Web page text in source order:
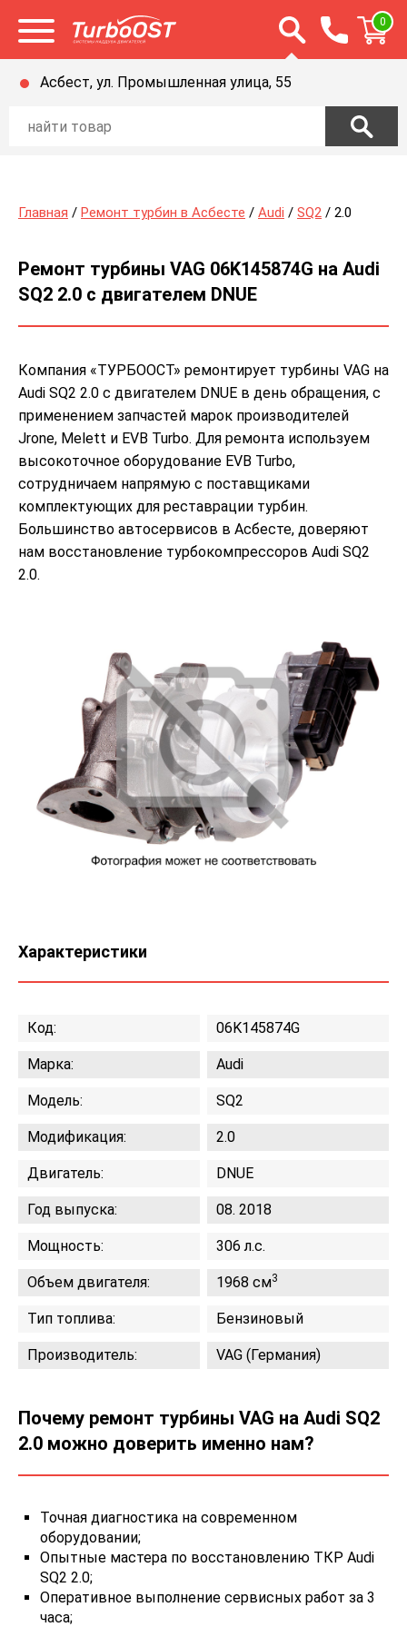
Открыть меню Открыть строку
0
Асбест, ул. Промышленная улица, 55
Главная / Ремонт турбин в Асбесте / Audi / SQ2 / 2.0
Ремонт турбины VAG 06K145874G на Audi
SQ2 2.0 с двигателем DNUE
Компания «ТУРБООСТ» ремонтирует турбины VAG на
Audi SQ2 2.0 с двигателем DNUE в день обращения, с
применением запчастей марок производителей
Jrone, Melett и EVB Turbo. Для ремонта используем
высокоточное оборудование EVB Turbo,
сотрудничаем напрямую с поставщиками
комплектующих для реставрации турбин.
Большинство автосервисов в Асбесте, доверяют
нам восстановление турбокомпрессоров Audi SQ2
2.0.
Характеристики
Код: 06K145874G
Марка: Audi
Модель: SQ2
Модификация: 2.0
Двигатель: DNUE
Год выпуска: 08. 2018
Мощность: 306 л.с.
Объем двигателя: 1968 см3
Тип топлива: Бензиновый
Производитель: VAG (Германия)
Почему ремонт турбины VAG на Audi SQ2
2.0 можно доверить именно нам?
Точная диагностика на современном
оборудовании;
Опытные мастера по восстановлению ТКР Audi
SQ2 2.0;
Оперативное выполнение сервисных работ за 3
часа;